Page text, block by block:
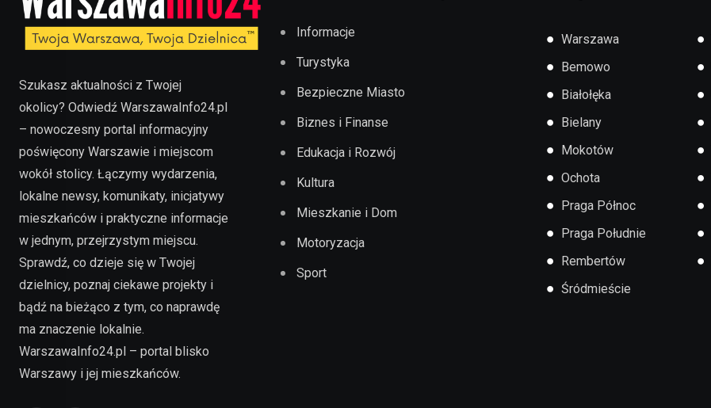
Szukasz aktualności z Twojej
okolicy? Odwiedź WarszawaInfo24.pl
– nowoczesny portal informacyjny
poświęcony Warszawie i miejscom
wokół stolicy. Łączymy wydarzenia,
lokalne newsy, komunikaty, inicjatywy
mieszkańców i praktyczne informacje
w jednym, przejrzystym miejscu.
Sprawdź, co dzieje się w Twojej
dzielnicy, poznaj ciekawe projekty i
bądź na bieżąco z tym, co naprawdę
ma znaczenie lokalnie.
WarszawaInfo24.pl – portal blisko
Warszawy i jej mieszkańców.
Informacje
Turystyka
Bezpieczne Miasto
Biznes i Finanse
Edukacja i Rozwój
Kultura
Mieszkanie i Dom
Motoryzacja
Sport
● Warszawa
● Bemowo
● Białołęka
● Bielany
● Mokotów
● Ochota
● Praga Północ
● Praga Południe
● Rembertów
● Śródmieście
●
●
●
●
●
●
●
●
●